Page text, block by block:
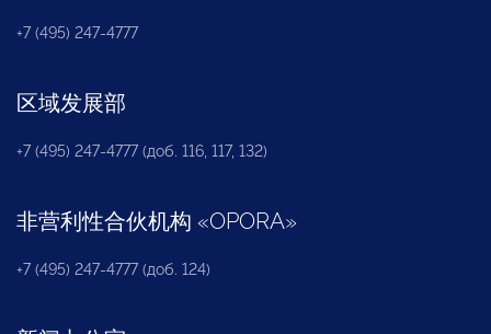
+7 (495) 247-4777
区域发展部
+7 (495) 247-4777 (доб. 116, 117, 132)
非营利性合伙机构 «OPORA»
+7 (495) 247-4777 (доб. 124)